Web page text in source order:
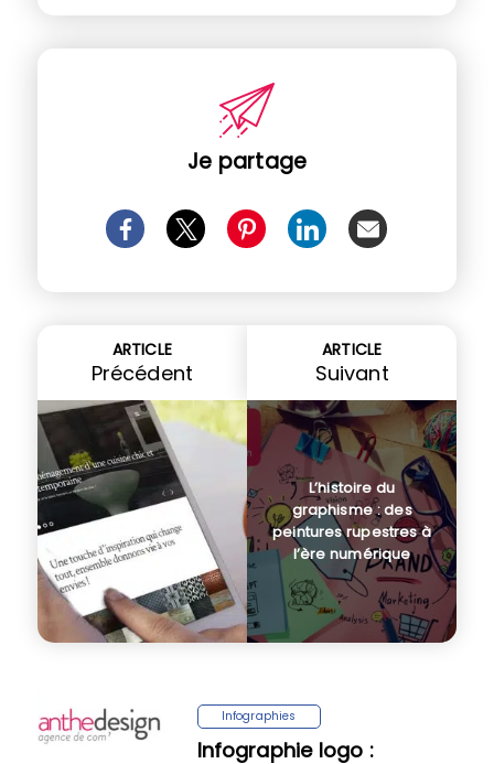
Je partage
ARTICLE
Précédent
ARTICLE
Suivant
L’histoire du
graphisme : des
peintures rupestres à
l’ère numérique
Infographies
Infographie logo :